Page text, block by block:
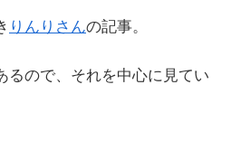
りんりさんの記事。
るので、それを中心に見てい